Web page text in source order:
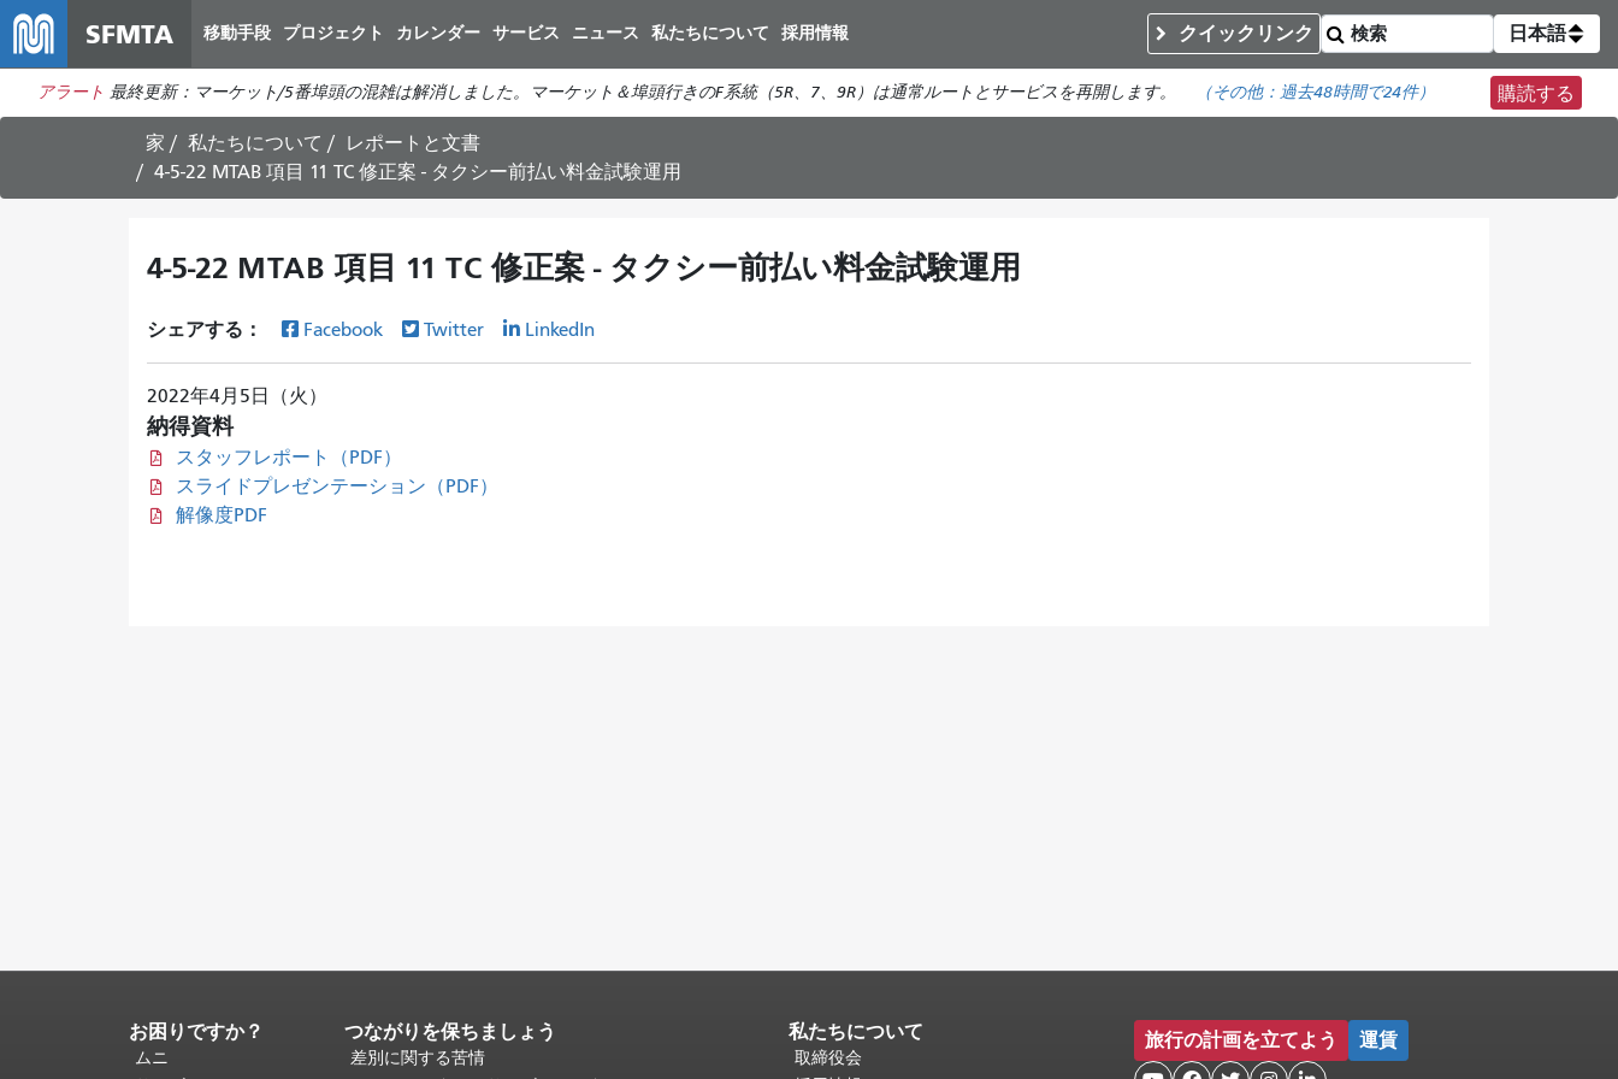
イ
ン
コ
移
SFMTA 移動手段 プロジェクト カレンダー サービス ニュース 私たちについて 採用情報 クイックリンク 日本語
アラート 最終更新：マーケット/5番埠頭の混雑は解消しました。マーケット＆埠頭行きのF系統（5R、7、9R）は通常ルートとサービスを再開します。 （その他： 過去48時間で24件） 購読する
家 私たちについて
レポートと文書
4-5-22 MTAB 項目 11 TC 修正案 - タクシー前払い料金試験運用
4-5-22 MTAB 項目 11 TC 修正案 - タクシー前払い料金試験運用
シェアする： Facebook Twitter LinkedIn
2022年4月5日（火）
納得資料
スタッフレポート（PDF）
スライドプレゼンテーション（PDF）
解像度PDF
ペ
ー
お困りですか？
ムニ
つながりを保ちましょう
差別に関する苦情
私たちについて
取締役会
旅行の計画を立てよう 運賃